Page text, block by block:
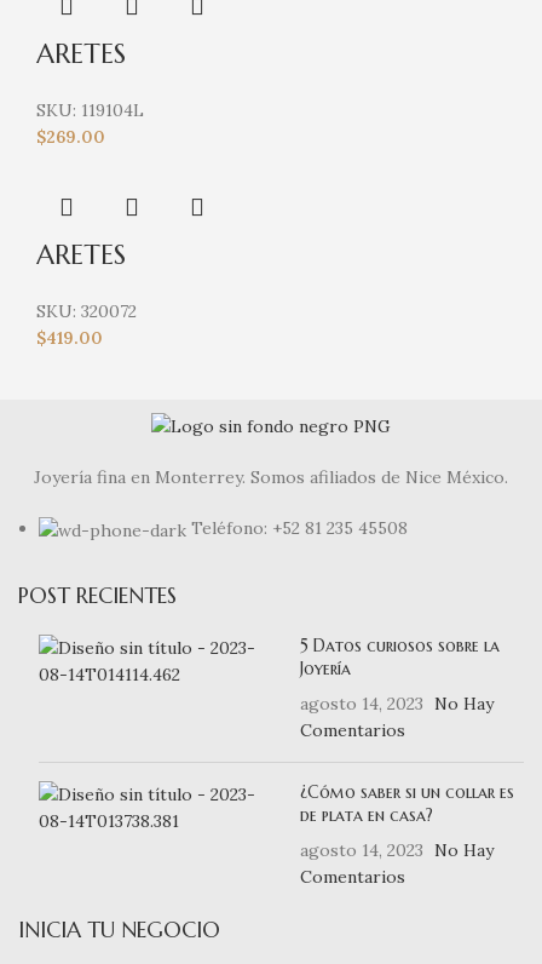
ARETES
SKU: 119104L
$269.00
ARETES
SKU: 320072
$419.00
Joyería fina en Monterrey. Somos afiliados de Nice México.
Teléfono: +52 81 235 45508
POST RECIENTES
5 Datos curiosos sobre la
Joyería
agosto 14, 2023
No Hay
Comentarios
¿Cómo saber si un collar es
de plata en casa?
agosto 14, 2023
No Hay
Comentarios
INICIA TU NEGOCIO